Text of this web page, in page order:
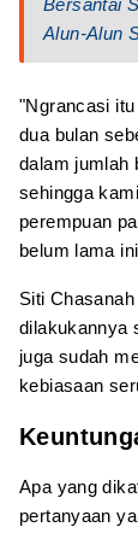
Bersantai
Alun-Alun
"Ngrancasi
dua bulan
dalam jumlah
sehingga
perempuan
belum lama
Siti
dilakukannya
juga sudah
kebiasaan
Apa yang
pertanyaan